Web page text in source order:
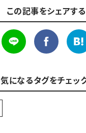
この記事をシェアする
気になるタグをチェック